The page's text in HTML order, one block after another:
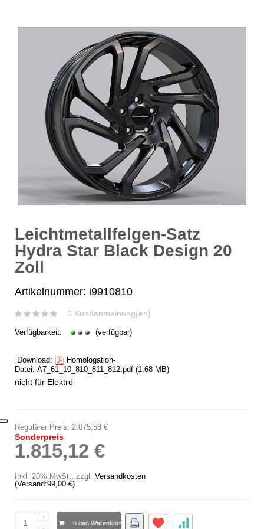
Leichtmetallfelgen-Satz
Hydra Star Black Design 20
Zoll
Artikelnummer: i9910810
0 Kundenmeinung(en)
Verfügbarkeit: (verfügbar)
Download:
Homologation-
Datei: A7_61_10_810_811_812.pdf (1.68 MB)
nicht für Elektro
Regulärer Preis: 2.075,58 €
Sonderpreis
1.815,12 €
Inkl. 20% MwSt., zzgl. Versandkosten
(Versand:99,00 €)
In den Warenkorb